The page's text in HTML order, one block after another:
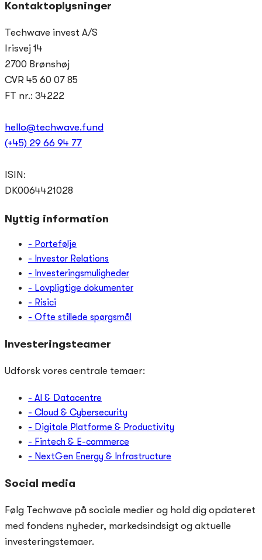
Kontaktoplysninger
Techwave invest A/S
Irisvej 14
2700 Brønshøj
CVR 45 60 07 85
FT nr.: 34222
hello@techwave.fund
(+45) 29 66 94 77
ISIN:
DK0064421028
Nyttig information
- Portefølje
- Investor Relations
- Investeringsmuligheder
- Lovpligtige dokumenter
- Risici
- Ofte stillede spørgsmål
Investeringsteamer
Udforsk vores centrale temaer:
- AI & Datacentre
- Cloud & Cybersecurity
- Digitale Platforme & Productivity
- Fintech & E-commerce
- NextGen Energy & Infrastructure
Social media
Følg Techwave på sociale medier og hold dig opdateret
med fondens nyheder, markedsindsigt og aktuelle
investeringstemaer.